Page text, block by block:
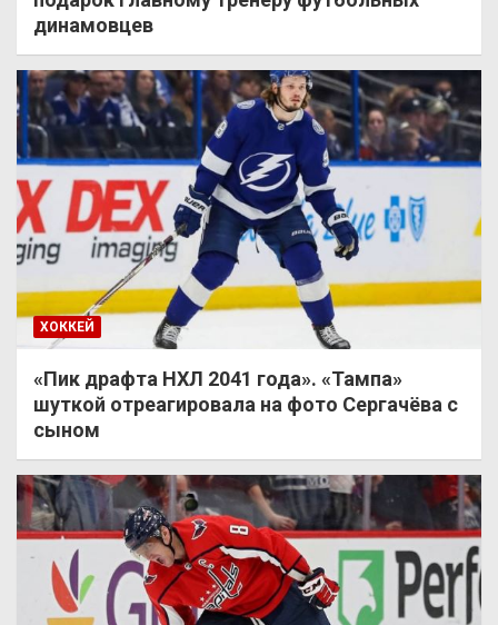
динамовцев
ХОККЕЙ
«Пик драфта НХЛ 2041 года». «Тампа»
шуткой отреагировала на фото Сергачёва с
сыном